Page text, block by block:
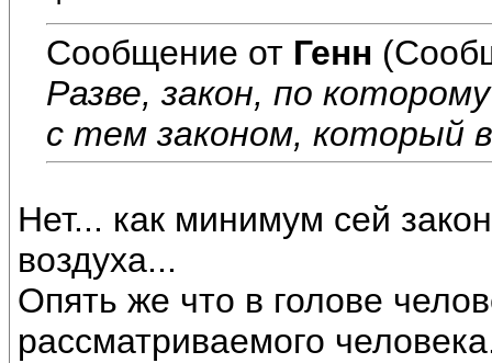
Сообщение от Генн
Разве, закон, по
с тем законом, который в
Нет... как минимум сей
воздуха...
Опять же что в голове
рассматриваемого